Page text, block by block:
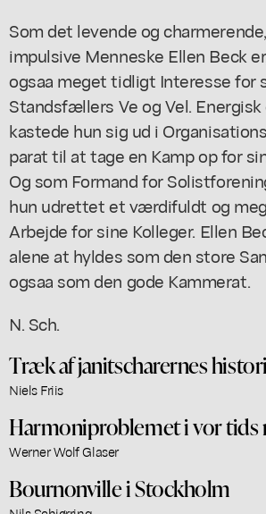
Som det levende og
impulsive Menneske Ellen Beck
ogsaa meget tidligt Interesse for
Standsfællers Ve og Vel.
kastede hun sig ud i
parat til at tage en Kamp op for
Og som Formand for
hun udrettet et værdifuldt og
Arbejde for sine Kolleger. Ellen
alene at hyldes som den store
ogsaa som den gode Kammerat.
N. Sch.
Træk af janitscharernes
Niels Friis
Harmoniproblemet i vor tids
Werner Wolf Glaser
Bournonville i Stockholm